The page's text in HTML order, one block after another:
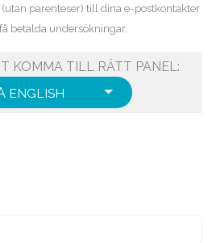
parenteser) till dina e-postkontakter
betalda undersökningar.
KOMMA TILL RÄTT PANEL:
ENGLISH